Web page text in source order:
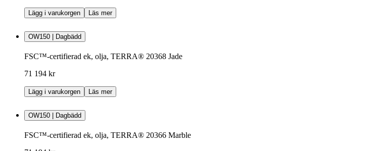
Lägg i varukorgen Läs mer
OW150 | Dagbädd
FSC™-certifierad ek, olja, TERRA® 20368 Jade
71 194 kr
Lägg i varukorgen Läs mer
OW150 | Dagbädd
FSC™-certifierad ek, olja, TERRA® 20366 Marble